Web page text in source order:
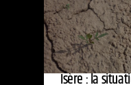
Isère : la